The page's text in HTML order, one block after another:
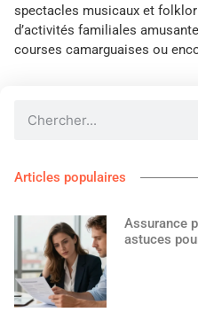
spectacles musicaux et
d’activités familiales
courses camarguaises ou
Articles populaires
Assurance
astuces